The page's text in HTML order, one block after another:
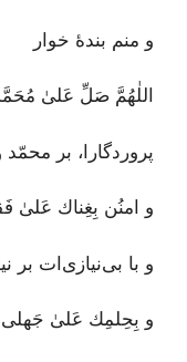
و منم بندۀ خوار
اللٰهُمَّ صَلِّ عَلىٰ
پروردگارا، بر
و امنُن بِغِناك عَلىٰ
و با بی‌نیازی‌ات بر
و بِحِلمِك عَلىٰ جَهلى